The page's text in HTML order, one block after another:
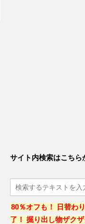
サイト内検索はこちら
80％オフも！ 日替わ
了！ 掘り出し物ザク